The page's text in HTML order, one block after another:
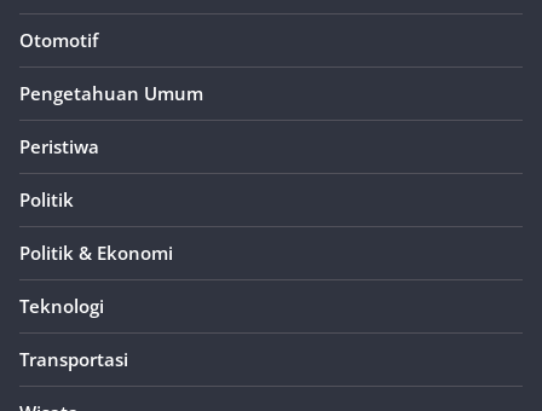
Otomotif
Pengetahuan Umum
Peristiwa
Politik
Politik & Ekonomi
Teknologi
Transportasi